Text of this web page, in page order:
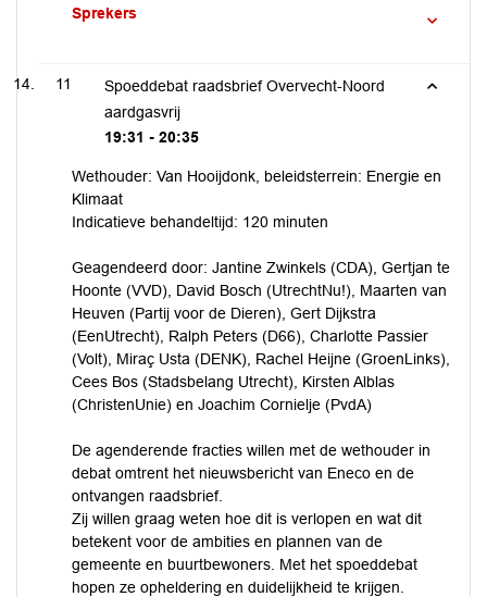
Sprekers
11
Spoeddebat raadsbrief Overvecht-Noord
aardgasvrij
19:31 - 20:35
Wethouder: Van Hooijdonk, beleidsterrein: Energie en
Klimaat
Indicatieve behandeltijd: 120 minuten
Geagendeerd door: Jantine Zwinkels (CDA), Gertjan te
Hoonte (VVD), David Bosch (UtrechtNu!), Maarten van
Heuven (Partij voor de Dieren), Gert Dijkstra
(EenUtrecht), Ralph Peters (D66), Charlotte Passier
(Volt), Miraç Usta (DENK), Rachel Heijne (GroenLinks),
Cees Bos (Stadsbelang Utrecht), Kirsten Alblas
(ChristenUnie) en Joachim Cornielje (PvdA)
De agenderende fracties willen met de wethouder in
debat omtrent het nieuwsbericht van Eneco en de
ontvangen raadsbrief.
Zij willen graag weten hoe dit is verlopen en wat dit
betekent voor de ambities en plannen van de
gemeente en buurtbewoners. Met het spoeddebat
hopen ze opheldering en duidelijkheid te krijgen.